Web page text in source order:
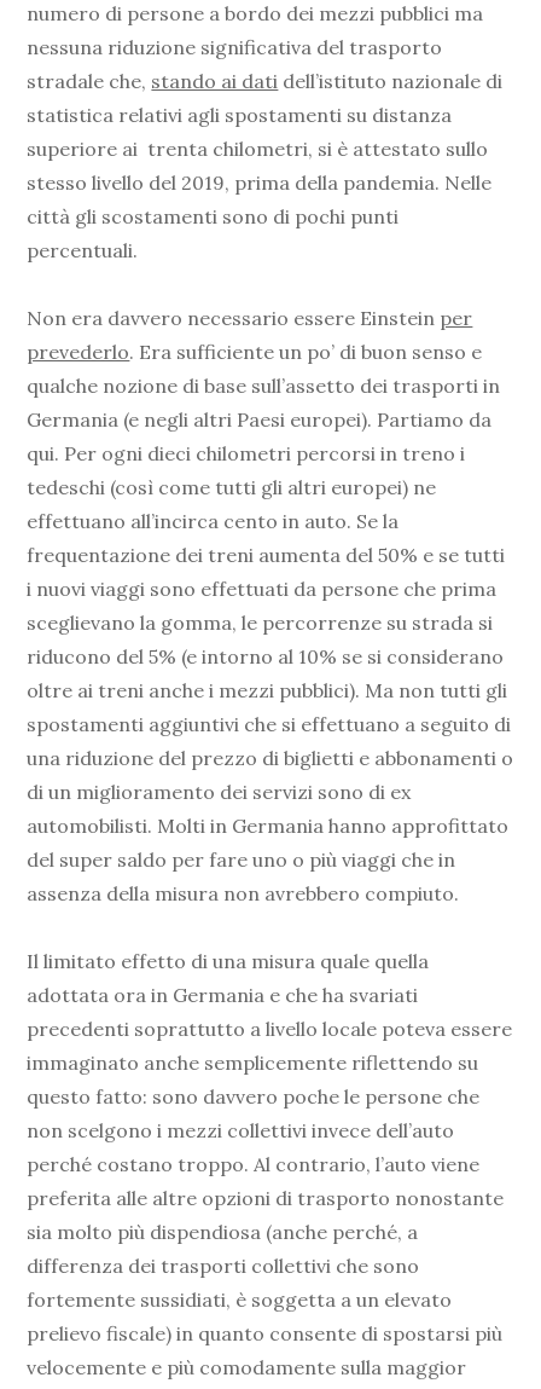
numero di persone a bordo dei mezzi pubblici ma
nessuna riduzione significativa del trasporto
stradale che, stando ai dati dell’istituto nazionale di
statistica relativi agli spostamenti su distanza
superiore ai trenta chilometri, si è attestato sullo
stesso livello del 2019, prima della pandemia. Nelle
città gli scostamenti sono di pochi punti
percentuali.
Non era davvero necessario essere Einstein per
prevederlo. Era sufficiente un po’ di buon senso e
qualche nozione di base sull’assetto dei trasporti in
Germania (e negli altri Paesi europei). Partiamo da
qui. Per ogni dieci chilometri percorsi in treno i
tedeschi (così come tutti gli altri europei) ne
effettuano all’incirca cento in auto. Se la
frequentazione dei treni aumenta del 50% e se tutti
i nuovi viaggi sono effettuati da persone che prima
sceglievano la gomma, le percorrenze su strada si
riducono del 5% (e intorno al 10% se si considerano
oltre ai treni anche i mezzi pubblici). Ma non tutti gli
spostamenti aggiuntivi che si effettuano a seguito di
una riduzione del prezzo di biglietti e abbonamenti o
di un miglioramento dei servizi sono di ex
automobilisti. Molti in Germania hanno approfittato
del super saldo per fare uno o più viaggi che in
assenza della misura non avrebbero compiuto.
Il limitato effetto di una misura quale quella
adottata ora in Germania e che ha svariati
precedenti soprattutto a livello locale poteva essere
immaginato anche semplicemente riflettendo su
questo fatto: sono davvero poche le persone che
non scelgono i mezzi collettivi invece dell’auto
perché costano troppo. Al contrario, l’auto viene
preferita alle altre opzioni di trasporto nonostante
sia molto più dispendiosa (anche perché, a
differenza dei trasporti collettivi che sono
fortemente sussidiati, è soggetta a un elevato
prelievo fiscale) in quanto consente di spostarsi più
velocemente e più comodamente sulla maggior